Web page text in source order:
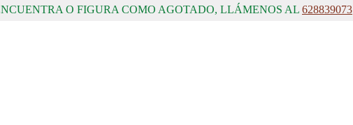
O FIGURA COMO AGOTADO, LLÁMENOS AL 628839073